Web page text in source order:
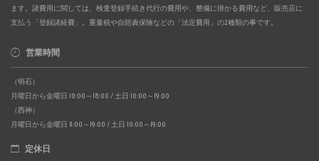
ます。諸費用に関しては、検査登録手続き代行の費用や、整備に掛かる費用など、販売店に
支払う「登録諸経費」。重量税や自賠責保険などの「法定費用」の2種類の事です。
営業時間
（明石）
月曜日から金曜日 10:00～18:00 / 土日 10:00～19:00
（西神）
月曜日から金曜日 11:00～19:00 / 土日 10:00～19:00
定休日